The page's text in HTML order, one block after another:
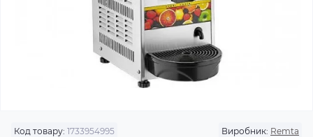
Код товару: 1733954995 Виробник: Remta